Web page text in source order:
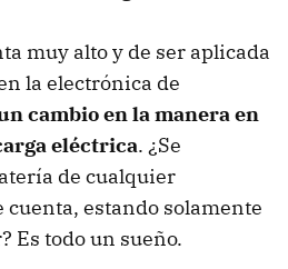
muy alto y de ser aplicada
la electrónica de
cambio en la manera en
eléctrica. ¿Se
de cualquier
estando solamente
Es todo un sueño.